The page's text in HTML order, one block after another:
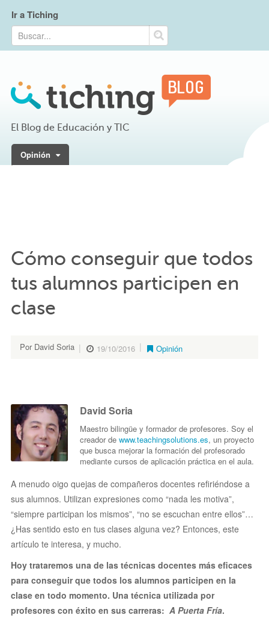
Ir a Tiching
El Blog de Educación y TIC
Opinión
Cómo conseguir que todos
tus alumnos participen en
clase
Por David Soria 19/10/2016 Opinión
David Soria
Maestro bilingüe y formador de profesores. Soy el
creador de www.teachingsolutions.es, un proyecto
que busca mejorar la formación del profesorado
mediante cursos de aplicación práctica en el aula.
A menudo oigo quejas de compañeros docentes refiriéndose a
sus alumnos. Utilizan expresiones como “nada les motiva”,
“siempre participan los mismos”, “no se escuchan entre ellos”…
¿Has sentido esto en tus clases alguna vez? Entonces, este
artículo te interesa, y mucho.
Hoy trataremos una de las técnicas docentes más eficaces
para conseguir que todos los alumnos participen en la
clase en todo momento. Una técnica utilizada por
profesores con éxito en sus carreras: A Puerta Fría.